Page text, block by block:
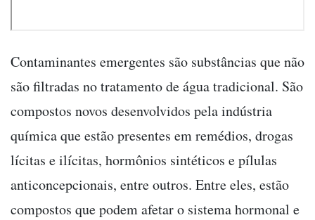
Contaminantes emergentes são substâncias que não
são filtradas no tratamento de água tradicional. São
compostos novos desenvolvidos pela indústria
química que estão presentes em remédios, drogas
lícitas e ilícitas, hormônios sintéticos e pílulas
anticoncepcionais, entre outros. Entre eles, estão
compostos que podem afetar o sistema hormonal e